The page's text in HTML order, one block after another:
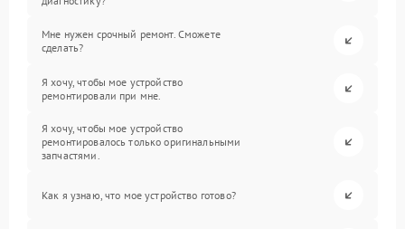
Мне нужен срочный ремонт. Сможете
сделать?
Я хочу, чтобы мое устройство
ремонтировали при мне.
Я хочу, чтобы мое устройство
ремонтировалось только оригинальными
запчастями.
Как я узнаю, что мое устройство готово?